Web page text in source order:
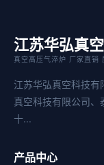
江苏华弘真
真空高压气淬炉 厂家直销
江苏华弘真空科技
真空科技有限公司、
十...
产品中心